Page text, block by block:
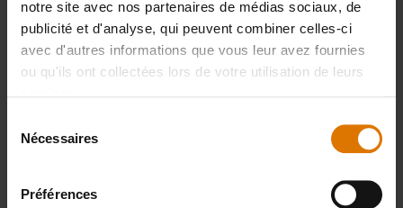
notre site avec nos partenaires de médias sociaux, de
publicité et d'analyse, qui peuvent combiner celles-ci
avec d'autres informations que vous leur avez fournies
ou qu'ils ont collectées lors de votre utilisation de leurs
Nécessaires
Préférences
recommandés